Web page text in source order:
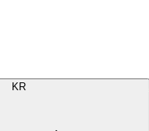
KR